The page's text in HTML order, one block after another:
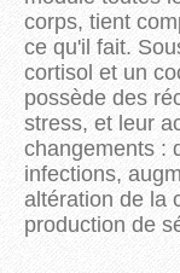
corps, tient
ce qu'il fait.
cortisol et un
possède des
stress, et leur
changements :
infections,
altération de la
production de